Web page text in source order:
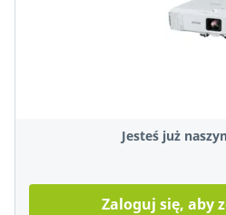
Jesteś już
Zaloguj się, aby